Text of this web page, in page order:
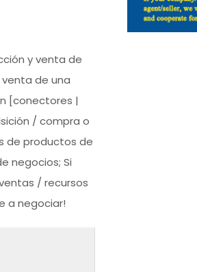
y venta de
de una
[conectores |
/ compra o
de productos de
negocios; Si
/ recursos
a negociar!